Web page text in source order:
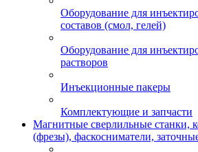
Оборудование для
составов (смол, гелей)
Оборудование для
растворов
Инъекционные пакеры
Комплектующие и запчасти
Магнитные сверлильные станки,
(фрезы), фаскосниматели,